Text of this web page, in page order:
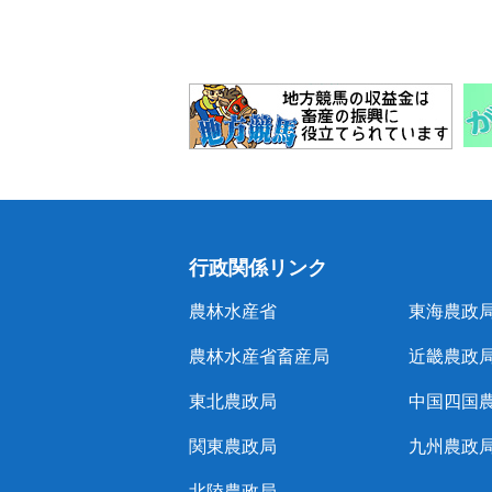
行政関係リンク
農林水産省
農林水産省畜産局
東北農政局
関東農政局
東海農政
近畿農政
中国四国
九州農政